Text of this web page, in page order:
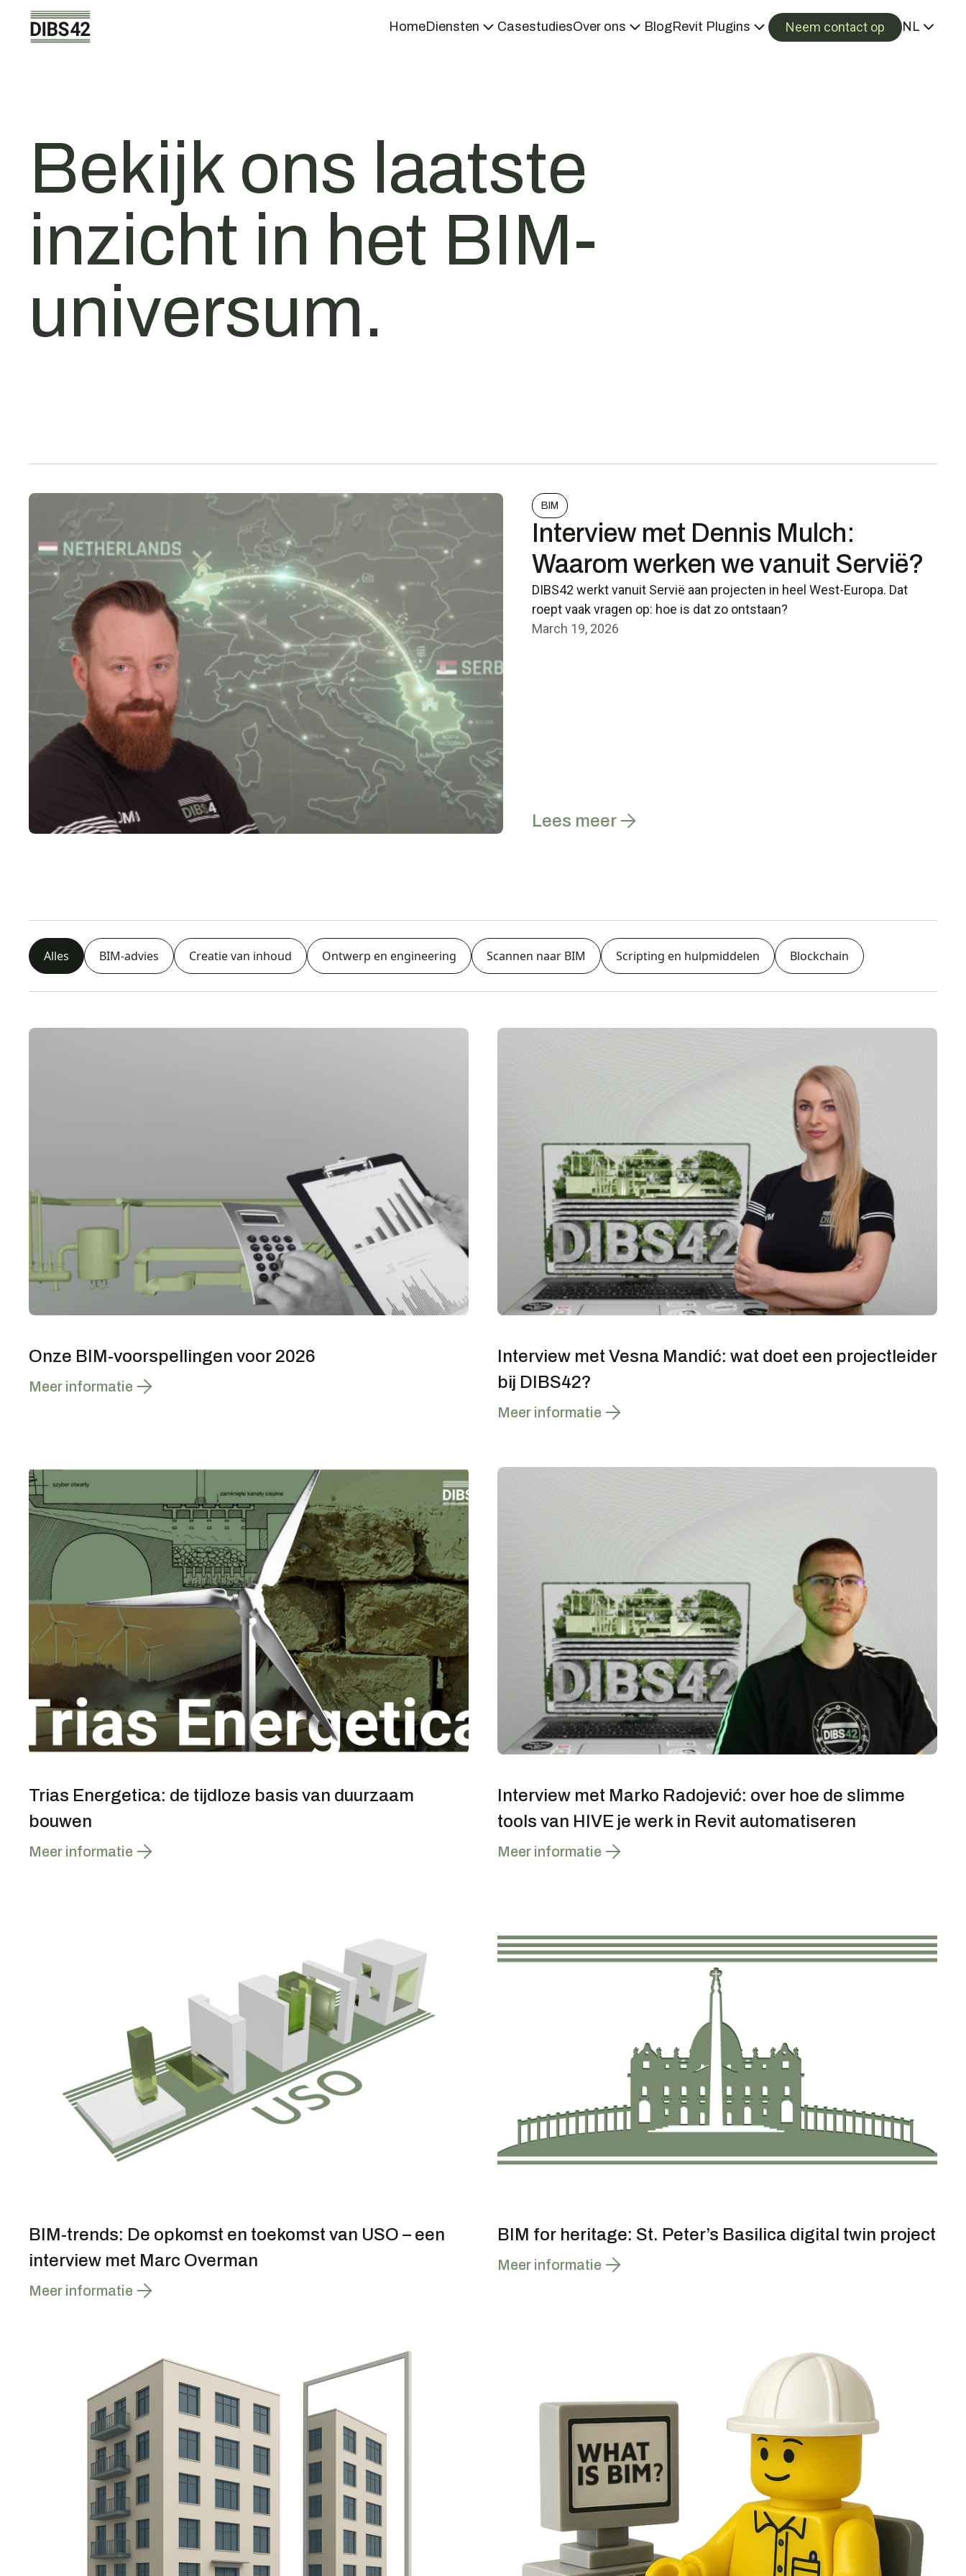
HomeDiensten CasestudiesOver ons BlogRevit Plugins Neem contact op NL
Bekijk ons laatste
inzicht in het BIM-
universum.
BIM
Interview met Dennis Mulch:
Waarom werken we vanuit Servië?
DIBS42 werkt vanuit Servië aan projecten in heel West-Europa. Dat
roept vaak vragen op: hoe is dat zo ontstaan?
March 19, 2026
Lees meer
Alles BIM-advies Creatie van inhoud Ontwerp en engineering Scannen naar BIM Scripting en hulpmiddelen Blockchain
Onze BIM-voorspellingen voor 2026
Meer informatie
Interview met Vesna Mandić: wat doet een projectleider
bij DIBS42?
Meer informatie
Trias Energetica: de tijdloze basis van duurzaam
bouwen
Meer informatie
Interview met Marko Radojević: over hoe de slimme
tools van HIVE je werk in Revit automatiseren
Meer informatie
BIM-trends: De opkomst en toekomst van USO – een
interview met Marc Overman
Meer informatie
BIM for heritage: St. Peter’s Basilica digital twin project
Meer informatie